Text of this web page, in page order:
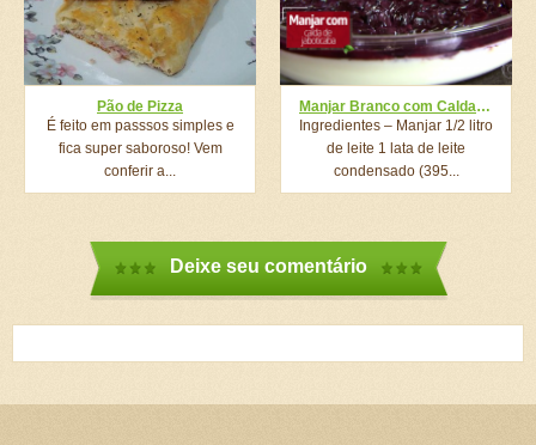
Pão de Pizza
É feito em passsos simples e
fica super saboroso! Vem
conferir a...
Manjar Branco com Calda de Jabuticaba do ‘Mais Você’
Ingredientes – Manjar 1/2 litro
de leite 1 lata de leite
condensado (395...
Deixe seu comentário